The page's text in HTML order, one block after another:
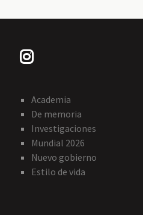
Academia
De memoria
Investigaciones
Mundial 2026
Nuevo gobierno
Estilo de vida